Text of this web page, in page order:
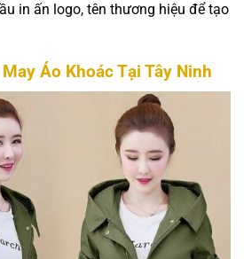
in ấn logo, tên thương hiệu để tạo
Áo Khoác Tại Tây Ninh